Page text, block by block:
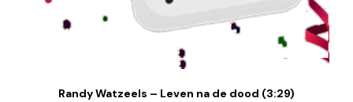
Randy Watzeels – Leven na de dood (3:29)